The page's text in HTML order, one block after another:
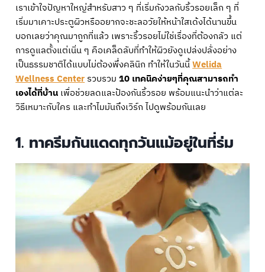
เราเข้าใจปัญหาใหญ่สำหรับสาว ๆ ที่เริ่มกังวลกับริ้วรอยเล็ก ๆ ที่
เริ่มมาเคาะประตูผิวหรืออยากจะชะลอวัยให้หน้าใสเด้งได้นานขึ้น
บอกเลยว่าคุณมาถูกที่แล้ว เพราะริ้วรอยไม่ใช่เรื่องที่ต้องกลัว แต่
การดูแลตั้งแต่เนิ่น ๆ คือเคล็ดลับที่ทำให้ผิวยังดูเปล่งปลั่งอย่าง
เป็นธรรมชาติได้แบบไม่ต้องพึ่งคลินิก ทำให้ในวันนี้Welida
Wellness Centerรวบรวม10 เทคนิคง่ายๆที่คุณสามารถทำ
เองได้ที่บ้าน เพื่อช่วยลดและป้องกันริ้วรอย พร้อมแนะนำว่าแต่ละ
วิธีเหมาะกับใคร และทำไมมันถึงเวิร์ก ไปดูพร้อมกันเลย
1. ทาครีมกันแดดทุกวันแม้อยู่ในที่ร่ม